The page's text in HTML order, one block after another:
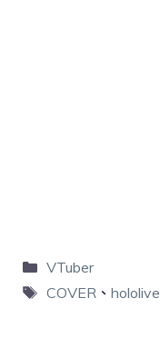
VTuber
COVER、 hololive